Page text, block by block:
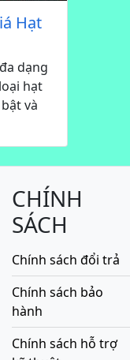
Hạt
dạng
hạt
và
CHÍNH
SÁCH
Chính sách đổi trả
Chính sách bảo
hành
Chính sách hỗ trợ